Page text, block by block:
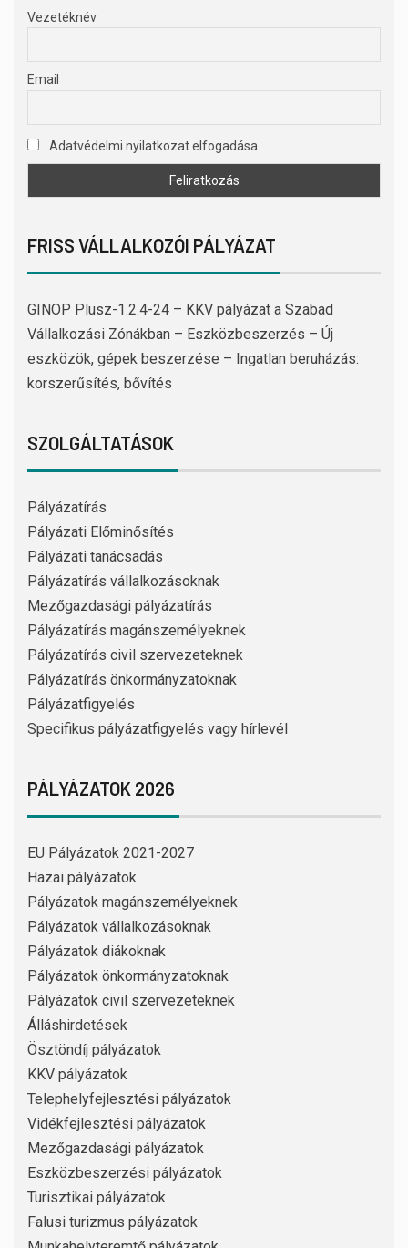
Vezetéknév
Email
Adatvédelmi nyilatkozat elfogadása
FRISS VÁLLALKOZÓI PÁLYÁZAT
GINOP Plusz-1.2.4-24 – KKV pályázat a Szabad
Vállalkozási Zónákban – Eszközbeszerzés – Új
eszközök, gépek beszerzése – Ingatlan beruházás:
korszerűsítés, bővítés
SZOLGÁLTATÁSOK
Pályázatírás
Pályázati Előminősítés
Pályázati tanácsadás
Pályázatírás vállalkozásoknak
Mezőgazdasági pályázatírás
Pályázatírás magánszemélyeknek
Pályázatírás civil szervezeteknek
Pályázatírás önkormányzatoknak
Pályázatfigyelés
Specifikus pályázatfigyelés vagy hírlevél
PÁLYÁZATOK 2026
EU Pályázatok 2021-2027
Hazai pályázatok
Pályázatok magánszemélyeknek
Pályázatok vállalkozásoknak
Pályázatok diákoknak
Pályázatok önkormányzatoknak
Pályázatok civil szervezeteknek
Álláshirdetések
Ösztöndíj pályázatok
KKV pályázatok
Telephelyfejlesztési pályázatok
Vidékfejlesztési pályázatok
Mezőgazdasági pályázatok
Eszközbeszerzési pályázatok
Turisztikai pályázatok
Falusi turizmus pályázatok